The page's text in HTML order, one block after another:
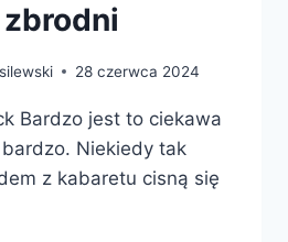
28 czerwca 2024
Bardzo jest to ciekawa
Niekiedy tak
z kabaretu cisną się